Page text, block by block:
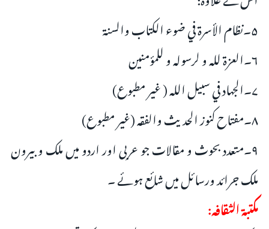
۵۔نظام الأسرة في ضوء الكتاب والسنة
۶۔العزة لله و لرسولہ و للمؤمنین
۷۔الجهاد في سبيل الله ( غير مطبوع)
۸۔مفتاح كنوز الحديث والفقہ (غير مطبوع)
۹۔متعدد بحوث و مقالات جو عربی اور اردو میں ملک وبیرون
ملک جرائد ورسائل میں شائع ہوئے ۔
مکتبۃ الثقافہ: